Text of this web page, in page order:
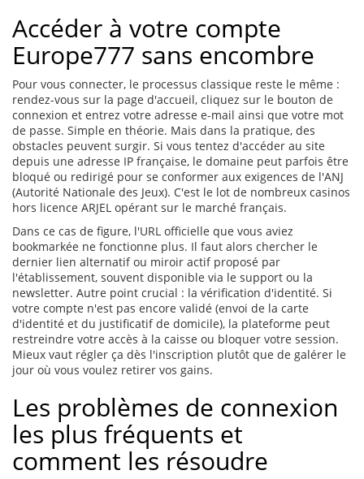
Accéder à votre compte
Europe777 sans encombre
Pour vous connecter, le processus classique reste le même :
rendez-vous sur la page d'accueil, cliquez sur le bouton de
connexion et entrez votre adresse e-mail ainsi que votre mot
de passe. Simple en théorie. Mais dans la pratique, des
obstacles peuvent surgir. Si vous tentez d'accéder au site
depuis une adresse IP française, le domaine peut parfois être
bloqué ou redirigé pour se conformer aux exigences de l'ANJ
(Autorité Nationale des Jeux). C'est le lot de nombreux casinos
hors licence ARJEL opérant sur le marché français.
Dans ce cas de figure, l'URL officielle que vous aviez
bookmarkée ne fonctionne plus. Il faut alors chercher le
dernier lien alternatif ou miroir actif proposé par
l'établissement, souvent disponible via le support ou la
newsletter. Autre point crucial : la vérification d'identité. Si
votre compte n'est pas encore validé (envoi de la carte
d'identité et du justificatif de domicile), la plateforme peut
restreindre votre accès à la caisse ou bloquer votre session.
Mieux vaut régler ça dès l'inscription plutôt que de galérer le
jour où vous voulez retirer vos gains.
Les problèmes de connexion
les plus fréquents et
comment les résoudre